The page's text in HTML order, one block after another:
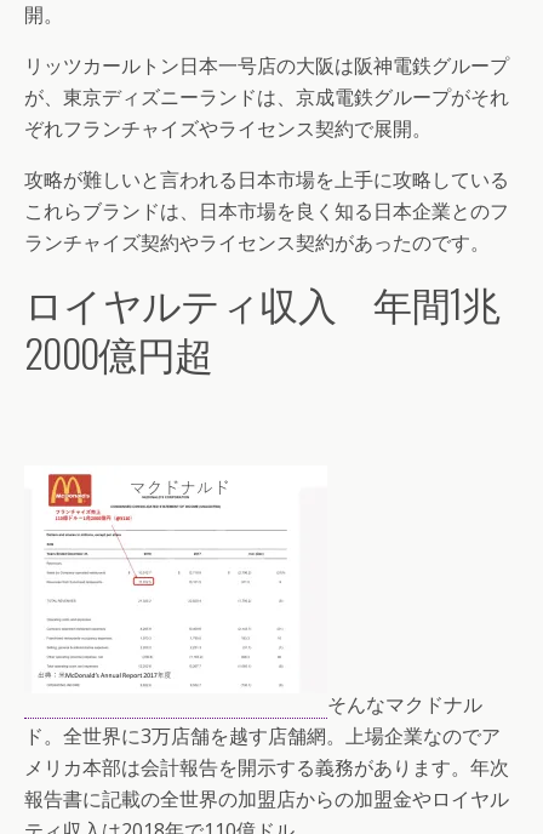
開。
リッツカールトン日本一号店の大阪は阪神電鉄グループ
が、東京ディズニーランドは、京成電鉄グループがそれ
ぞれフランチャイズやライセンス契約で展開。
攻略が難しいと言われる日本市場を上手に攻略している
これらブランドは、日本市場を良く知る日本企業とのフ
ランチャイズ契約やライセンス契約があったのです。
ロイヤルティ収入 年間1兆
2000億円超
そんなマクドナル
ド。全世界に3万店舗を越す店舗網。上場企業なのでア
メリカ本部は会計報告を開示する義務があります。年次
報告書に記載の全世界の加盟店からの加盟金やロイヤル